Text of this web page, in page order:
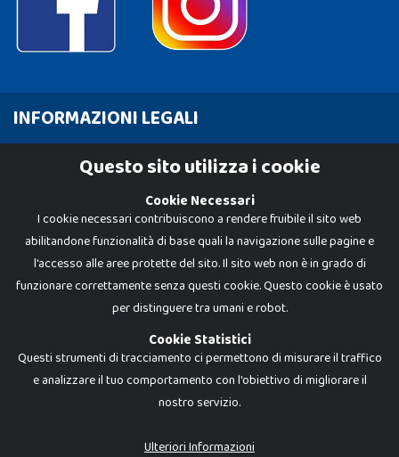
INFORMAZIONI LEGALI
Cookie Policy
Dadi e Mattoncini è un brand di Giocabene Srl. Ogni riproduzione o utilizzo non
I prezzi e le promozioni pubblicate potrebbero differire da quanto esposto in
Questo sito utilizza i cookie
Cookie Necessari
I cookie necessari contribuiscono a rendere fruibile il sito web
abilitandone funzionalità di base quali la navigazione sulle pagine e
l'accesso alle aree protette del sito. Il sito web non è in grado di
funzionare correttamente senza questi cookie. Questo cookie è usato
per distinguere tra umani e robot.
Cookie Statistici
Questi strumenti di tracciamento ci permettono di misurare il traffico
e analizzare il tuo comportamento con l'obiettivo di migliorare il
nostro servizio.
Ulteriori Informazioni